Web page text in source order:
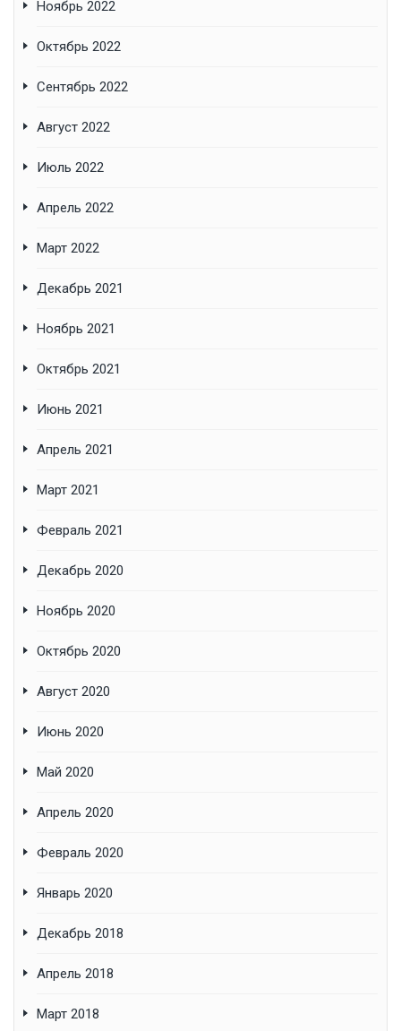
Ноябрь 2022
Октябрь 2022
Сентябрь 2022
Август 2022
Июль 2022
Апрель 2022
Март 2022
Декабрь 2021
Ноябрь 2021
Октябрь 2021
Июнь 2021
Апрель 2021
Март 2021
Февраль 2021
Декабрь 2020
Ноябрь 2020
Октябрь 2020
Август 2020
Июнь 2020
Май 2020
Апрель 2020
Февраль 2020
Январь 2020
Декабрь 2018
Апрель 2018
Март 2018